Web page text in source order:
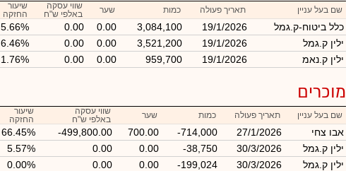
שם בעל עניין תאריך פעולה כמות שער
שווי עסקה
באלפי ש"ח
שיעור
החזקה
כלל ביטוח-ק.גמל 19/1/2026
3,084,100
0.00
0.00
5.66%
ילין ק.גמל
19/1/2026
3,521,200
0.00
0.00
6.46%
ילין ק.נאמ
19/1/2026
959,700
0.00
0.00
1.76%
מוכרים
שם בעל עניין תאריך פעולה כמות שער
שווי עסקה
באלפי ש"ח
שיעור
החזקה
אבו צחי 27/1/2026
-714,000
700.00
-499,800.00
66.45%
ילין ק.גמל
30/3/2026
-38,750
0.00
0.00
5.57%
ילין ק.גמל
30/3/2026
-199,024
0.00
0.00
0.00%